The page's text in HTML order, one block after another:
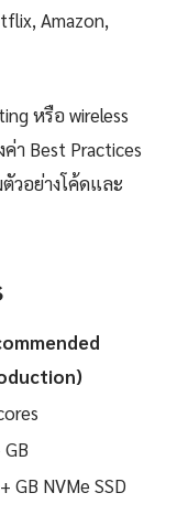
Amazon,
หรือ wireless
า Best Practices
วอย่างโค้ดและ
GB NVMe SSD